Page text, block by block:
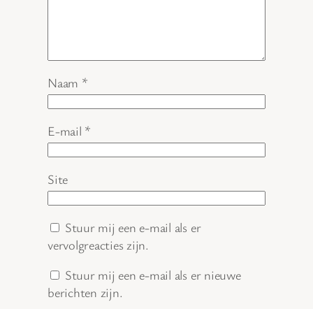
Naam *
E-mail *
Site
Stuur mij een e-mail als er
vervolgreacties zijn.
Stuur mij een e-mail als er nieuwe
berichten zijn.